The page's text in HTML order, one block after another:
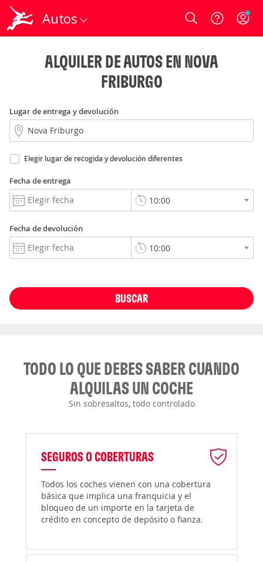
Autos Login
ALQUILER DE AUTOS EN NOVA
FRIBURGO
Lugar de entrega y devolución
Elegir lugar de recogida y devolución diferentes
Fecha de entrega
Fecha de devolución
BUSCAR
TODO LO QUE DEBES SABER CUANDO
ALQUILAS UN COCHE
Sin sobresaltos, todo controlado
SEGUROS O COBERTURAS
Todos los coches vienen con una cobertura
básica que implica una franquicia y el
bloqueo de un importe en la tarjeta de
crédito en concepto de depósito o fianza.